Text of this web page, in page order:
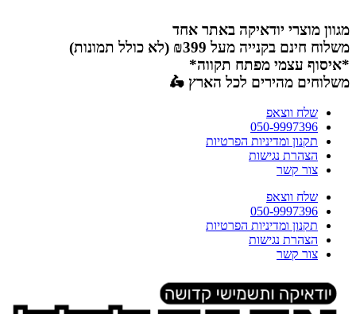
לתוכן
מגוון מוצרי יודאיקה באתר אחד
משלוח חינם בקנייה מעל ₪399 (לא כולל תמונות)
*איסוף עצמי מפתח תקווה*
משלוחים מהירים לכל הארץ 🛵
שלח ווצאפ
050-9997396
תקנון ומדיניות הפרטיות
הצהרת נגישות
צור קשר
שלח ווצאפ
050-9997396
תקנון ומדיניות הפרטיות
הצהרת נגישות
צור קשר